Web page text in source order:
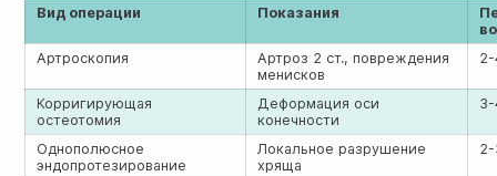
Вид операции
Показания
Артроскопия
Артроз 2 ст., повреждения
менисков
Корригирующая
остеотомия
Деформация оси
конечности
3-
Однополюсное
эндопротезирование
Локальное разрушение
хряща
2-